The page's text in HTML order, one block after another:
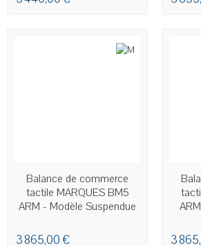
EN STOCK
Balance de commerce
tactile MARQUES BM5
ARM - Modèle Suspendue
3 865,00 € 3